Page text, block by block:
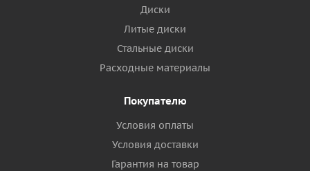
Диски
Литые диски
Стальные диски
Расходные материалы
Покупателю
Условия оплаты
Условия доставки
Гарантия на товар